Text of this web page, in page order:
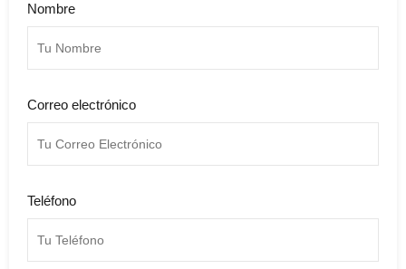
Nombre
Correo electrónico
Teléfono